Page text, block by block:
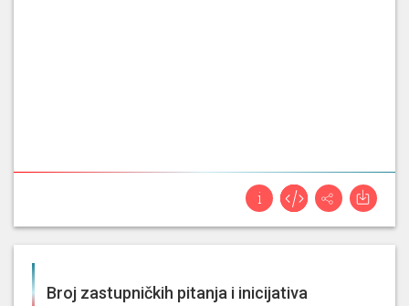
Broj zastupničkih pitanja i inicijativa